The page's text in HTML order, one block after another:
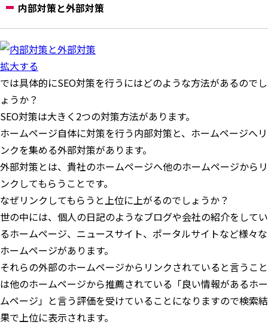
内部対策と外部対策
拡大する
では具体的にSEO対策を行うにはどのような方法があるのでし
ょうか？
SEO対策は大きく2つの対策方法があります。
ホームページ自体に対策を行う内部対策と、ホームページへリ
ンクを集める外部対策があります。
外部対策とは、貴社のホームページへ他のホームページからリ
ンクしてもらうことです。
なぜリンクしてもらうと上位に上がるのでしょうか？
世の中には、個人の日記のようなブログや会社の紹介をしてい
るホームページ、ニュースサイト、ポータルサイトなど様々な
ホームページがあります。
それらの外部のホームページからリンクされていると言うこと
は他のホームページから推薦されている「良い情報があるホー
ムページ」と言う評価を受けていることになりますので検索結
果で上位に表示されます。